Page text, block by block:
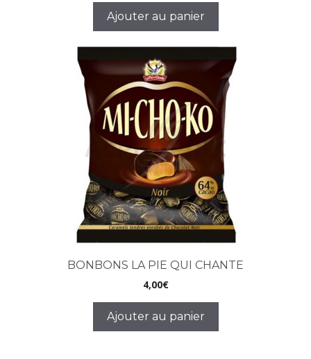
Ajouter au panier
BONBONS LA PIE QUI CHANTE
4,00€
Ajouter au panier